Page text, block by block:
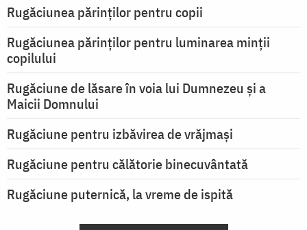
Rugăciunea părinților pentru copii
Rugăciunea părinților pentru luminarea minţii
copilului
Rugăciune de lăsare în voia lui Dumnezeu şi a
Maicii Domnului
Rugăciune pentru izbăvirea de vrăjmași
Rugăciune pentru călătorie binecuvântată
Rugăciune puternică, la vreme de ispită